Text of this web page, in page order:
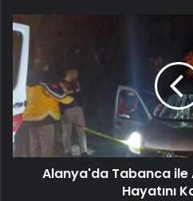
Alanya'da Tabanca ile
Hayatını